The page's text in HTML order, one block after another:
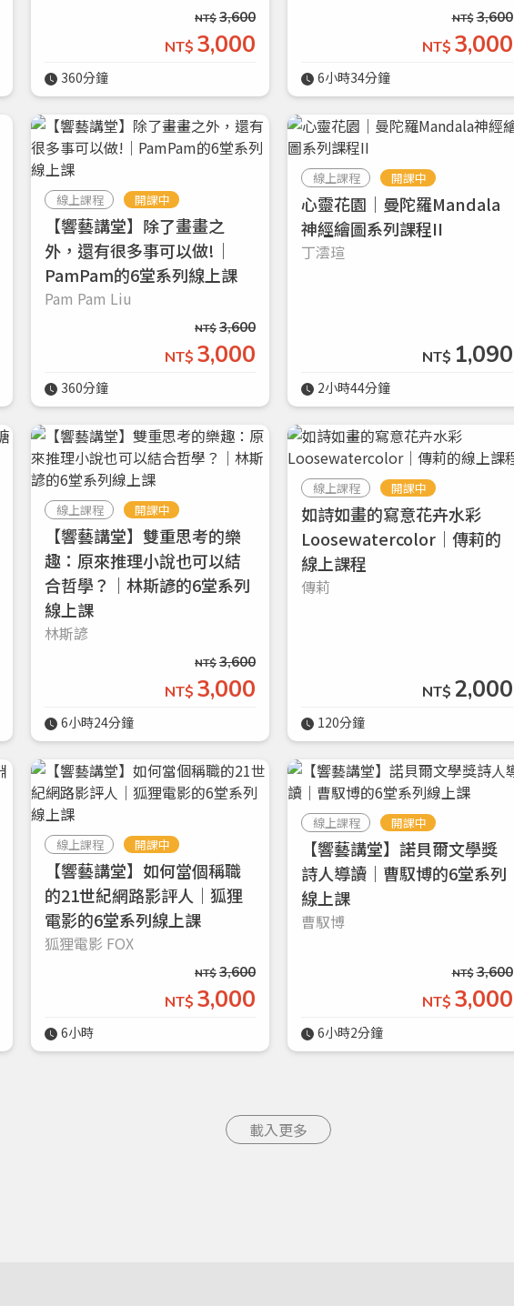
或
登入
忘記密碼
您將收到一封Email，請依照信件中的指示重新登入。
重設密碼
系統偵測到您的帳號重複登入，
點擊下方「確定」將前一位使用者強制登出。
確定
取消
NT$3,600
NT$ 3,000
360分鐘
NT$3,600
NT$ 3,000
6小時34分鐘
線上課程 開課中
【響藝講堂】除了畫畫之
外，還有很多事可以做!｜
PamPam的6堂系列線上課
Pam Pam Liu
NT$3,600
NT$ 3,000
360分鐘
線上課程 開課中
心靈花園｜曼陀羅Mandala
神經繪圖系列課程II
丁澐瑄
NT$ 1,090
2小時44分鐘
線上課程 開課中
【響藝講堂】雙重思考的樂
趣：原來推理小說也可以結
合哲學？｜林斯諺的6堂系列
線上課
林斯諺
NT$3,600
NT$ 3,000
6小時24分鐘
線上課程 開課中
如詩如畫的寫意花卉水彩
Loosewatercolor｜傳莉的
線上課程
傳莉
NT$ 2,000
120分鐘
線上課程 開課中
【響藝講堂】如何當個稱職
的21世紀網路影評人｜狐狸
電影的6堂系列線上課
狐狸電影 FOX
NT$3,600
NT$ 3,000
6小時
線上課程 開課中
【響藝講堂】諾貝爾文學獎
詩人導讀｜曹馭博的6堂系列
線上課
曹馭博
NT$3,600
NT$ 3,000
6小時2分鐘
載入更多